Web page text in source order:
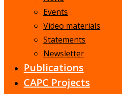
Events
Video materials
Statements
Newsletter
Publications
CAPC Projects